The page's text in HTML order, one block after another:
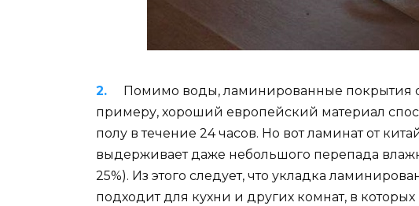
Помимо воды, ламинированные покрытия
примеру, хороший европейский материал
полу в течение 24 часов. Но вот ламинат от
выдерживает даже небольшого перепада
25%). Из этого следует, что укладка
подходит для кухни и других комнат, в которых